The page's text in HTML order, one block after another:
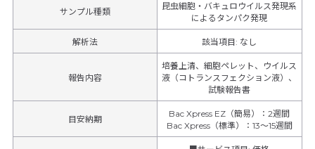
サンプル種類
昆虫細胞・バキュロウイルス発現系
によるタンパク発現
解析法 該当項目: なし
報告内容
培養上清、細胞ペレット、ウイルス
液（コトランスフェクション液）、
試験報告書
目安納期
Bac Xpress EZ（簡易）：2週間
Bac Xpress（標準）：13～15週間